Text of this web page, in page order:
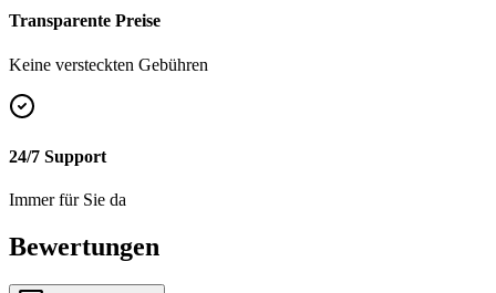
Transparente Preise
Keine versteckten Gebühren
24/7 Support
Immer für Sie da
Bewertungen